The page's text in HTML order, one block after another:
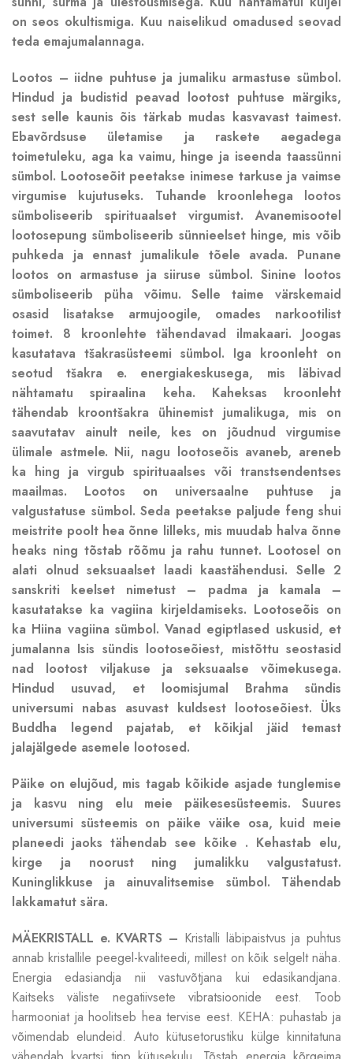
on seos okultismiga. Kuu naiselikud omadused seovad
teda emajumalannaga.
Lootos – iidne puhtuse ja jumaliku armastuse sümbol.
Hindud ja budistid peavad lootost puhtuse märgiks,
sest selle kaunis õis tärkab mudas kasvavast taimest.
Ebavõrdsuse ületamise ja raskete aegadega
toimetuleku, aga ka vaimu, hinge ja iseenda taassünni
sümbol. Lootoseõit peetakse inimese tarkuse ja vaimse
virgumise kujutuseks. Tuhande kroonlehega lootos
sümboliseerib spirituaalset virgumist. Avanemisootel
lootosepung sümboliseerib sünnieelset hinge, mis võib
puhkeda ja ennast jumalikule tõele avada. Punane
lootos on armastuse ja siiruse sümbol. Sinine lootos
sümboliseerib püha võimu. Selle taime värskemaid
osasid lisatakse armujoogile, omades narkootilist
toimet. 8 kroonlehte tähendavad ilmakaari. Joogas
kasutatava tšakrasüsteemi sümbol. Iga kroonleht on
seotud tšakra e. energiakeskusega, mis läbivad
nähtamatu spiraalina keha. Kaheksas kroonleht
tähendab kroontšakra ühinemist jumalikuga, mis on
saavutatav ainult neile, kes on jõudnud virgumise
ülimale astmele. Nii, nagu lootoseõis avaneb, areneb
ka hing ja virgub spirituaalses või transtsendentses
maailmas. Lootos on universaalne puhtuse ja
valgustatuse sümbol. Seda peetakse paljude feng shui
meistrite poolt hea õnne lilleks, mis muudab halva õnne
heaks ning tõstab rõõmu ja rahu tunnet. Lootosel on
alati olnud seksuaalset laadi kaastähendusi. Selle 2
sanskriti keelset nimetust – padma ja kamala –
kasutatakse ka vagiina kirjeldamiseks. Lootoseõis on
ka Hiina vagiina sümbol. Vanad egiptlased uskusid, et
jumalanna Isis sündis lootoseõiest, mistõttu seostasid
nad lootost viljakuse ja seksuaalse võimekusega.
Hindud usuvad, et loomisjumal Brahma sündis
universumi nabas asuvast kuldsest lootoseõiest. Üks
Buddha legend pajatab, et kõikjal jäid temast
jalajälgede asemele lootosed.
Päike on elujõud, mis tagab kõikide asjade tunglemise
ja kasvu ning elu meie päikesesüsteemis. Suures
universumi süsteemis on päike väike osa, kuid meie
planeedi jaoks tähendab see kõike . Kehastab elu,
kirge ja noorust ning jumalikku valgustatust.
Kuninglikkuse ja ainuvalitsemise sümbol. Tähendab
lakkamatut sära.
MÄEKRISTALL e. KVARTS – Kristalli läbipaistvus ja puhtus
annab kristallile peegel-kvaliteedi, millest on kõik selgelt näha.
Energia edasiandja nii vastuvõtjana kui edasikandjana.
Kaitseks väliste negatiivsete vibratsioonide eest. Toob
harmooniat ja hoolitseb hea tervise eest. KEHA: puhastab ja
võimendab elundeid. Auto kütusetorustiku külge kinnitatuna